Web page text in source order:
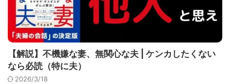
【解説】不機嫌な妻、無関心な夫 | ケンカしたくない
なら必読（特に夫）
2026/3/18